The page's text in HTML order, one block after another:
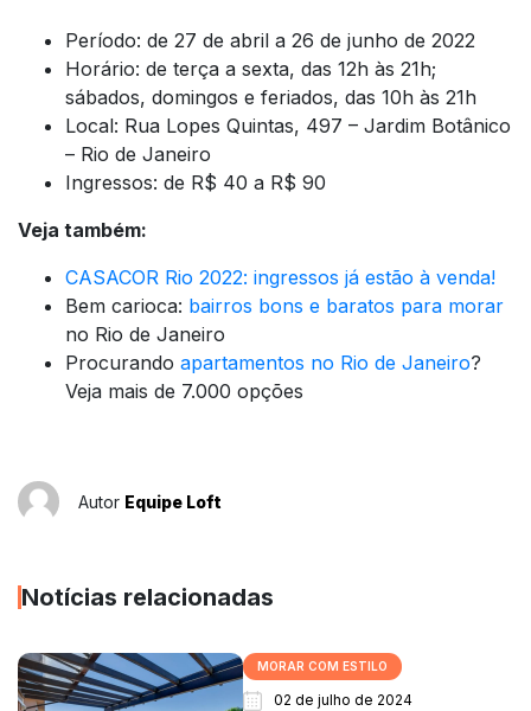
Período: de 27 de abril a 26 de junho de 2022
Horário: de terça a sexta, das 12h às 21h;
sábados, domingos e feriados, das 10h às 21h
Local: Rua Lopes Quintas, 497 – Jardim Botânico
– Rio de Janeiro
Ingressos: de R$ 40 a R$ 90
Veja também:
CASACOR Rio 2022: ingressos já estão à venda!
Bem carioca: bairros bons e baratos para morar
no Rio de Janeiro
Procurando apartamentos no Rio de Janeiro?
Veja mais de 7.000 opções
Autor Equipe Loft
Notícias relacionadas
MORAR COM ESTILO
02 de julho de 2024